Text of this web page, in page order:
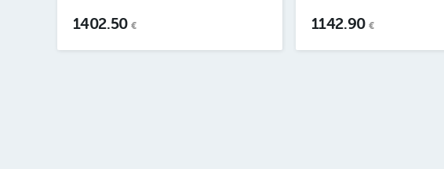
1402.50€ 1142.90€